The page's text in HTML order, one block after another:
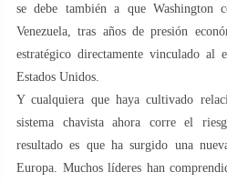
se debe también a que Washington
Venezuela, tras años de presión
estratégico directamente vinculado
Estados Unidos.
Y cualquiera que haya cultivado
sistema chavista ahora corre el
resultado es que ha surgido una
Europa. Muchos líderes han